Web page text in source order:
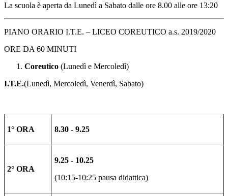
La scuola è aperta da Lunedì a Sabato dalle ore 8.00 alle ore 13:20
PIANO ORARIO I.T.E. – LICEO COREUTICO a.s. 2019/2020
ORE DA 60 MINUTI
Coreutico (Lunedì e Mercoledì)
I.T.E.(Lunedì, Mercoledì, Venerdì, Sabato)
1° ORA 8.30 - 9.25
2° ORA
9.25 - 10.25
(10:15-10:25 pausa didattica)